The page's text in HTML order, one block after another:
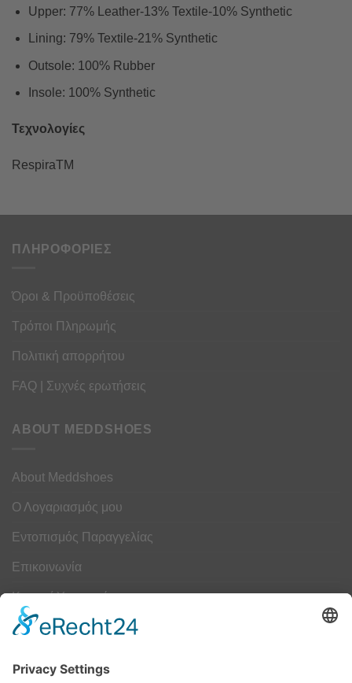
Upper: 77% Leather-13% Textile-10% Synthetic
Lining: 79% Textile-21% Synthetic
Outsole: 100% Rubber
Insole: 100% Synthetic
Τεχνολογίες
RespiraTM
ΠΛΗΡΟΦΟΡΙΕΣ
Όροι & Προϋποθέσεις
Τρόποι Πληρωμής
Πολιτική απορρήτου
FAQ | Συχνές ερωτήσεις
ABOUT MEDDSHOES
About Meddshoes
Ο Λογαριασμός μου
Εντοπισμός Παραγγελίας
Επικοινωνία
Κουμπί Υπαναχώρησης